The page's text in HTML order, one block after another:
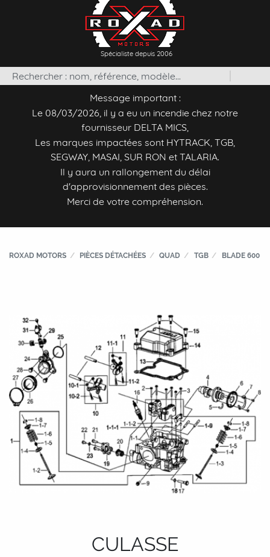
Spécialiste depuis 2006
Message important :
Le 08/03/2026, il y a eu un incendie chez notre
fournisseur DELTA MICS,
Les marques impactées sont HYTRACK, TGB,
SEGWAY, MASAI, SUR RON et TALARIA.
Il y aura un rallongement du délai
d'approvisionnement des pièces.
Merci de votre compréhension.
ROXAD MOTORS PIÈCES DÉTACHÉES QUAD TGB BLADE 600 LT
CULASSE